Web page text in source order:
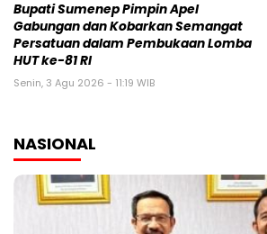
Bupati Sumenep Pimpin Apel
Gabungan dan Kobarkan Semangat
Persatuan dalam Pembukaan Lomba
HUT ke-81 RI
Senin, 3 Agu 2026 - 11:19 WIB
NASIONAL